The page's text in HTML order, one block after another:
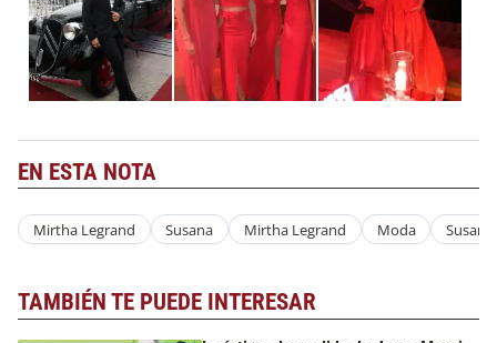
EN ESTA NOTA
Mirtha Legrand Susana Mirtha Legrand Moda Susana
TAMBIÉN TE PUEDE INTERESAR